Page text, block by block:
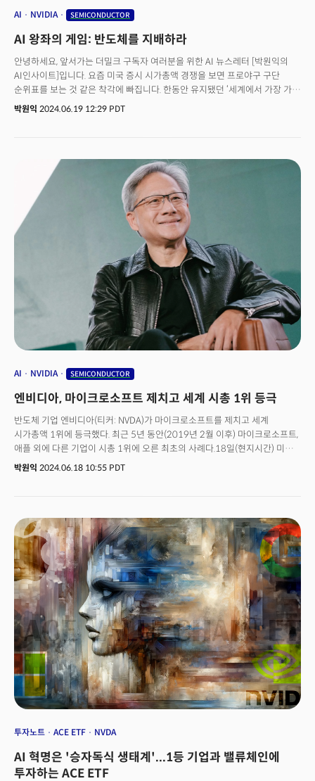
AI NVIDIA SEMICONDUCTOR
AI 왕좌의 게임: 반도체를 지배하라
안녕하세요, 앞서가는 더밀크 구독자 여러분을 위한 AI 뉴스레터 [박원익의
AI인사이트]입니다. 요즘 미국 증시 시가총액 경쟁을 보면 프로야구 구단
순위표를 보는 것 같은 착각에 빠집니다. 한동안 유지됐던 ‘세계에서 가장 가치
있는 기업’ 타이틀이 최근 연일 뒤바뀌고 있기 때문입니다. 18일(현지시각)
있습니다. 오늘은 역사를 새로 쓴 엔비디아 이야기, 실리콘밸리에서 열린 삼성
파운드리 포럼 2024 소식, 구글에 도전하는 생성 AI 검색 스타트업
퍼플렉시티 최고사업책임자(CBO)와의 단독 인터뷰 소식 등을 준비했습니다.
매주 수요일 발행하는 더밀크의 AI 전문 뉴스레터 ‘AI인사이트’를 통해 중요한
신호, 의미를 놓치지 말고 확인하세요!
박원익 2024.06.19 12:29 PDT
AI NVIDIA SEMICONDUCTOR
엔비디아, 마이크로소프트 제치고 세계 시총 1위 등극
반도체 기업 엔비디아(티커: NVDA)가 마이크로소프트를 제치고 세계
시가총액 1위에 등극했다. 최근 5년 동안(2019년 2월 이후) 마이크로소프트,
애플 외에 다른 기업이 시총 1위에 오른 최초의 사례다.18일(현지시간) 미국
나스닥 시장에서 엔비디아의 주가는 전일 대비 3.51% 오른 135.58달러로
급등으로 엔비디아는 S&P 500 지수에서 가장 큰 비중을 차지한 기업이
됐으며 지수가 사상 최고치를 기록하는데, 중요한 역할을 했다. 앞서
엔비디아는 지난 5일 시가총액 3조달러를 최초로 돌파, 애플,
마이크로소프트에 이어 역대 세 번째로 시가총액 3조달러를 돌파한 기업이
됐다. 이날 애플을 제치고 시총 2위에 올랐던 엔비디아는 10일 애플의 생성 AI
기술 ‘애플 인텔리전스’ 발표로 잠시 3위로 내려갔다가 이날 다시 순위를 역전,
1위에 오르게 됐다. 👉관련 기사: ‘MS도 코앞’ 엔비디아는 어떻게 3조달러
기업이 됐나
박원익 2024.06.18 10:55 PDT
투자노트 ACE ETF NVDA
AI 혁명은 '승자독식 생태계'...1등 기업과 밸류체인에
투자하는 ACE ETF